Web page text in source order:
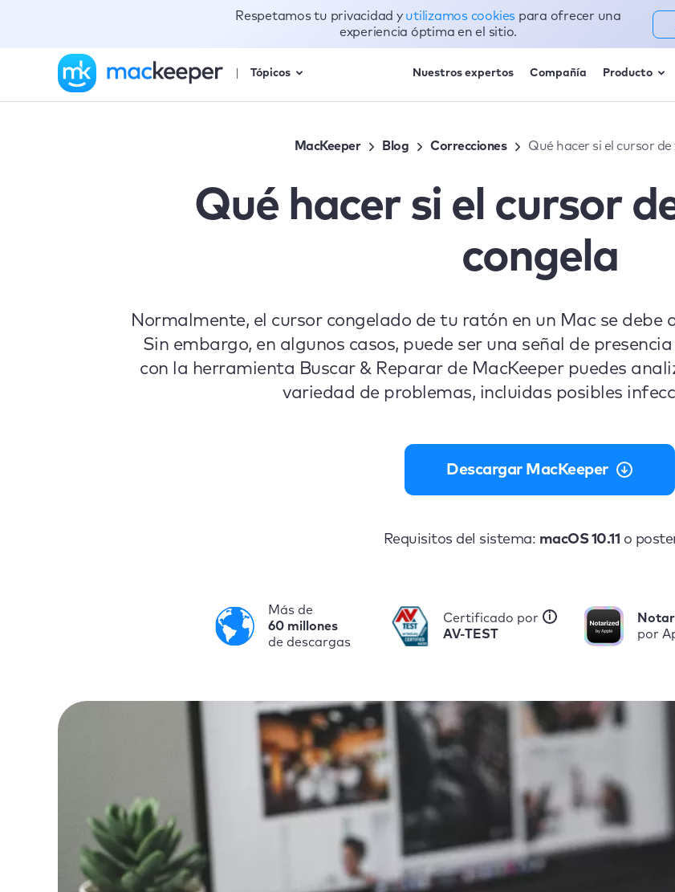
Tópicos Nuestros expertos Compañía Producto
MacKeeper Blog Correcciones Qué hacer si el cursor
Qué hacer si el cursor
congela
Normalmente, el cursor congelado de tu ratón en un Mac se debe
Sin embargo, en algunos casos, puede ser una señal de
con la herramienta Buscar & Reparar de MacKeeper puedes
variedad de problemas, incluidas posibles
Descargar MacKeeper
Requisitos del sistema: macOS 10.11 o
Más de
60 millones
de descargas
i
Certificado por
AV-TEST
por
Respetamos tu privacidad y utilizamos cookies para ofrecer una
experiencia óptima en el sitio.